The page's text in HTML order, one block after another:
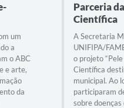
um
a
o ABC
e arte,
da
Parceria
Científica
A Secretaria
UNIFIPA/
o projeto
Científica
municipal. Ao
participaram
sobre